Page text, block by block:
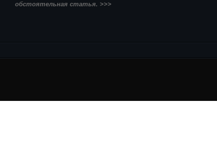
обстоятельная статья. >>>